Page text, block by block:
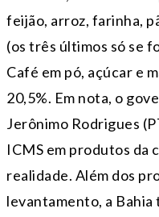
feijão, arroz, farinha,
(os três últimos só se
Café em pó, açúcar e
20,5%. Em nota, o
Jerônimo Rodrigues
ICMS em produtos da
realidade. Além dos
levantamento, a